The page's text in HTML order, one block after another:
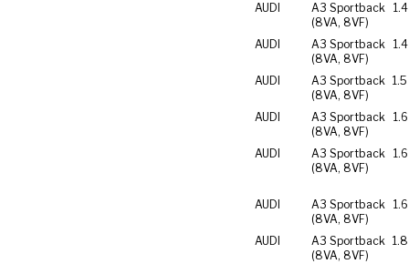
AUDI
A3 Sportback
(8VA, 8VF)
AUDI
A3 Sportback
(8VA, 8VF)
AUDI
A3 Sportback
(8VA, 8VF)
AUDI
A3 Sportback
(8VA, 8VF)
AUDI
A3 Sportback
(8VA, 8VF)
AUDI
A3 Sportback
(8VA, 8VF)
AUDI
A3 Sportback
(8VA, 8VF)